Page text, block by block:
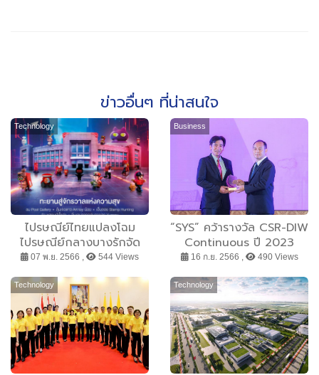
ข่าวอื่นๆ ที่น่าสนใจ
Technology
ไปรษณีย์ไทยแปลงโฉม
ไปรษณีย์กลางบางรักจัด
งาน “โพสต์ติเวิร์ส” บิ๊กอีเว้
นท์ส่งท้ายปี ผุดฟิกเกอร์ป็อป
คัลเจอร์ – ร้านดัง –
แสตมป์ระดับโลก – แกเลอรี่
ชวนเที่ยวพร้อมกัน 27 พ.ย.
– 3 ธ.ค. 66
07 พ.ย. 2566 , 544 Views
Business
“SYS” คว้ารางวัล CSR-DIW
Continuous ปี 2023
สะท้อนความมุ่งมั่นพัฒนา
สังคมสู่ความยั่งยืน
16 ก.ย. 2566 , 490 Views
Technology Technology